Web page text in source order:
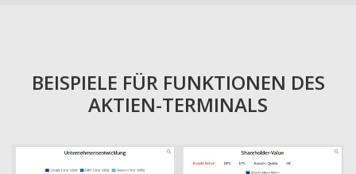
BEISPIELE FÜR FUNKTIONEN DES
AKTIEN-TERMINALS